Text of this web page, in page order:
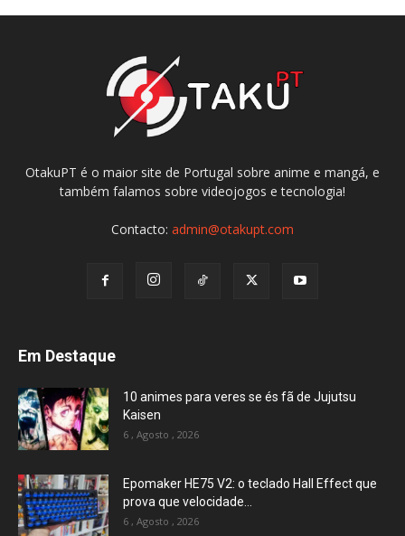
OtakuPT é o maior site de Portugal sobre anime e mangá, e
também falamos sobre videojogos e tecnologia!
Contacto: admin@otakupt.com
Em Destaque
10 animes para veres se és fã de Jujutsu
Kaisen
6 , Agosto , 2026
Epomaker HE75 V2: o teclado Hall Effect que
prova que velocidade...
6 , Agosto , 2026